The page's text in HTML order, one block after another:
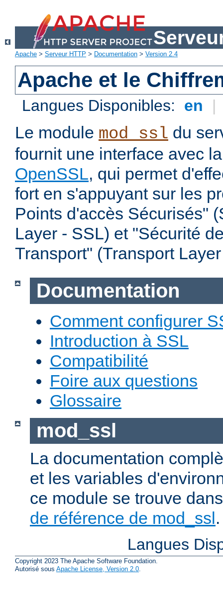
Apache > Serveur HTTP > Documentation > Version 2.4
Apache et le
Langues Disponibles: en |
Le module mod_ssl du
fournit une interface avec
OpenSSL, qui permet
fort en s'appuyant sur les
Points d'accès Sécurisés"
Layer - SSL) et "Sécurité
Transport" (Transport
Documentation
Comment configurer
Introduction à SSL
Compatibilité
Foire aux questions
Glossaire
mod_ssl
La documentation
et les variables
ce module se trouve
de référence de mod_ssl.
Langues
Copyright 2023 The Apache Software Foundation.
Autorisé sous Apache License, Version 2.0.